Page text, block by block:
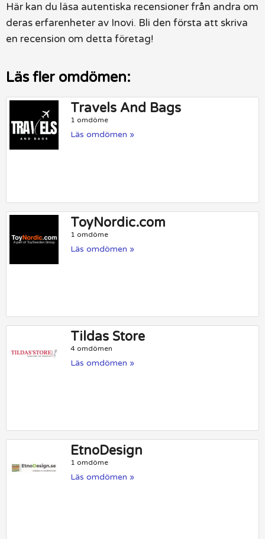
Här kan du läsa autentiska recensioner från andra om
deras erfarenheter av Inovi. Bli den första att skriva
en recension om detta företag!
Läs fler omdömen:
Travels And Bags
1 omdöme
Läs omdömen »
ToyNordic.com
1 omdöme
Läs omdömen »
Tildas Store
4 omdömen
Läs omdömen »
EtnoDesign
1 omdöme
Läs omdömen »